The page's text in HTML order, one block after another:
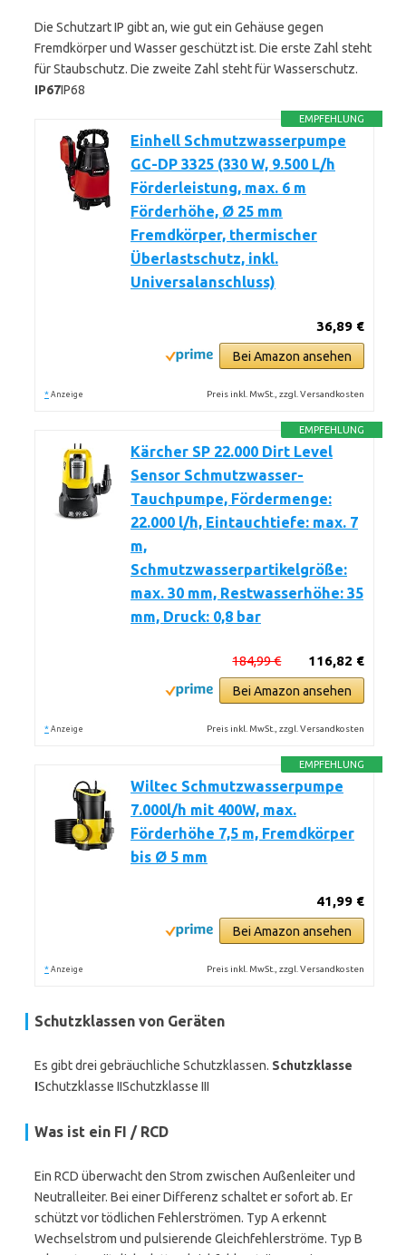
Die Schutzart IP gibt an, wie gut ein Gehäuse gegen
Fremdkörper und Wasser geschützt ist. Die erste Zahl steht
für Staubschutz. Die zweite Zahl steht für Wasserschutz.
IP67IP68
EMPFEHLUNG
Einhell Schmutzwasserpumpe
GC-DP 3325 (330 W, 9.500 L/h
Förderleistung, max. 6 m
Förderhöhe, Ø 25 mm
Fremdkörper, thermischer
Überlastschutz, inkl.
Universalanschluss)
36,89 €
Bei Amazon ansehen
* Anzeige Preis inkl. MwSt., zzgl. Versandkosten
EMPFEHLUNG
Kärcher SP 22.000 Dirt Level
Sensor Schmutzwasser-
Tauchpumpe, Fördermenge:
22.000 l/h, Eintauchtiefe: max. 7
m,
Schmutzwasserpartikelgröße:
max. 30 mm, Restwasserhöhe: 35
mm, Druck: 0,8 bar
116,82 €
184,99 €
Bei Amazon ansehen
* Anzeige Preis inkl. MwSt., zzgl. Versandkosten
EMPFEHLUNG
Wiltec Schmutzwasserpumpe
7.000l/h mit 400W, max.
Förderhöhe 7,5 m, Fremdkörper
bis Ø 5 mm
41,99 €
Bei Amazon ansehen
* Anzeige Preis inkl. MwSt., zzgl. Versandkosten
Schutzklassen von Geräten
Es gibt drei gebräuchliche Schutzklassen. Schutzklasse
ISchutzklasse IISchutzklasse III
Was ist ein FI / RCD
Ein RCD überwacht den Strom zwischen Außenleiter und
Neutralleiter. Bei einer Differenz schaltet er sofort ab. Er
schützt vor tödlichen Fehlerströmen. Typ A erkennt
Wechselstrom und pulsierende Gleichfehlerströme. Typ B